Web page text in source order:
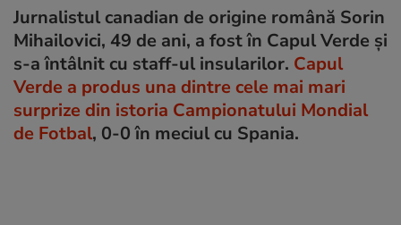
Jurnalistul canadian de origine română Sorin
Mihailovici, 49 de ani, a fost în Capul Verde și
s-a întâlnit cu staff-ul insularilor. Capul
Verde a produs una dintre cele mai mari
surprize din istoria Campionatului Mondial
de Fotbal, 0-0 în meciul cu Spania.